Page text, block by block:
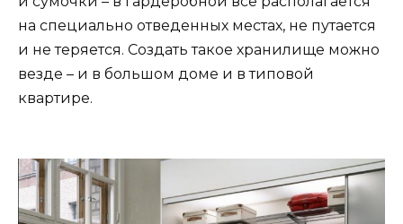
на специально отведенных местах, не путается
и не теряется. Создать такое хранилище можно
везде – и в большом доме и в типовой
квартире.